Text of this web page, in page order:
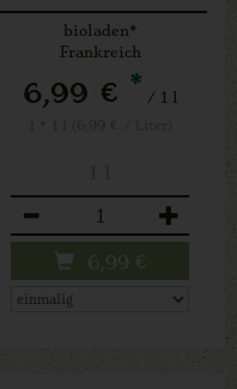
bioladen*
Frankreich
6,99 € * / 1 l
6,99 €